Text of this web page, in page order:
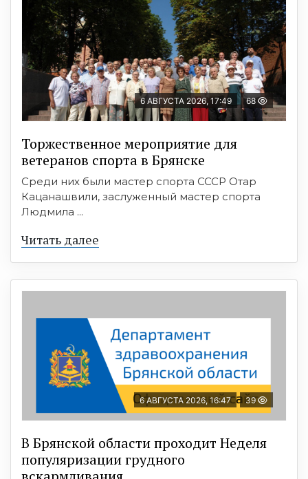
6 АВГУСТА 2026, 17:49 68
Торжественное мероприятие для
ветеранов спорта в Брянске
Среди них были мастер спорта СССР Отар
Кацанашвили, заслуженный мастер спорта
Людмила ...
Читать далее
6 АВГУСТА 2026, 16:47 39
В Брянской области проходит Неделя
популяризации грудного